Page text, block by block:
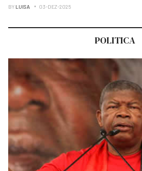
BY LUISA 03-DEZ-2025
POLITICA